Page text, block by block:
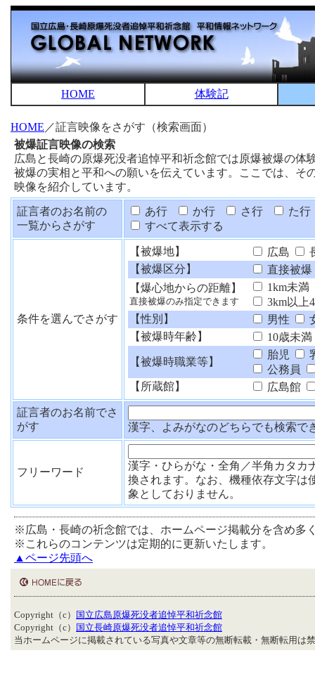
HOME 体験記
HOME ／証言映像をさがす（検索画面）
被爆証言映像の検索
広島と長崎の原爆死没者追悼平和祈念館では原爆被爆の
被爆の実相と平和への願いを伝えています。ここでは、
映像を紹介しています。
証言者のお名前の
一覧からさがす
あ行 か行 さ行
た行
すべて表示する
条件を選んでさがす
【被爆地】 広島
【被爆区分】
直接被爆
【爆心地からの距離】
直接被爆のみ指定できます
1km未満
3km以上
【性別】
男性
【被爆時年齢】
10歳未満
【被爆時職業等】
胎児
公務員
【所蔵館】
広島館
証言者のお名前でさ
がす
漢字、よみがなのどちらでも検索で
フリーワード
漢字・ひらがな・全角／半角カタカ
換されます。なお、機種依存文字は
象としておりません。
※広島・長崎の祈念館では、ホームページ掲載分を含め多
※これらのコンテンツは定期的に更新いたします。
▲ページ先頭へ
Copyright（c）
国立広島原爆死没者追悼平和祈念館
Copyright（c）
国立長崎原爆死没者追悼平和祈念館
当ホームページに掲載されている写真や文章等の無断転載・無断転用は